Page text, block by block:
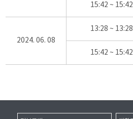
15:42 ~ 15:42
2024. 06. 08
13:28 ~ 13:28
15:42 ~ 15:42